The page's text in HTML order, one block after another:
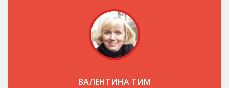
ВАЛЕНТИНА ТИМ